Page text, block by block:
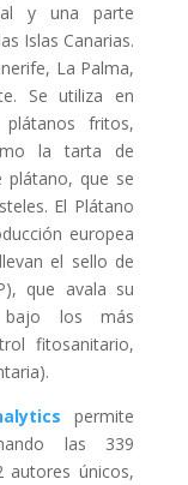
y una parte
Islas Canarias.
La Palma,
Se utiliza en
fritos,
la tarta de
plátano, que se
El Plátano
europea
el sello de
que avala su
los más
fitosanitario,
permite
las 339
autores únicos,